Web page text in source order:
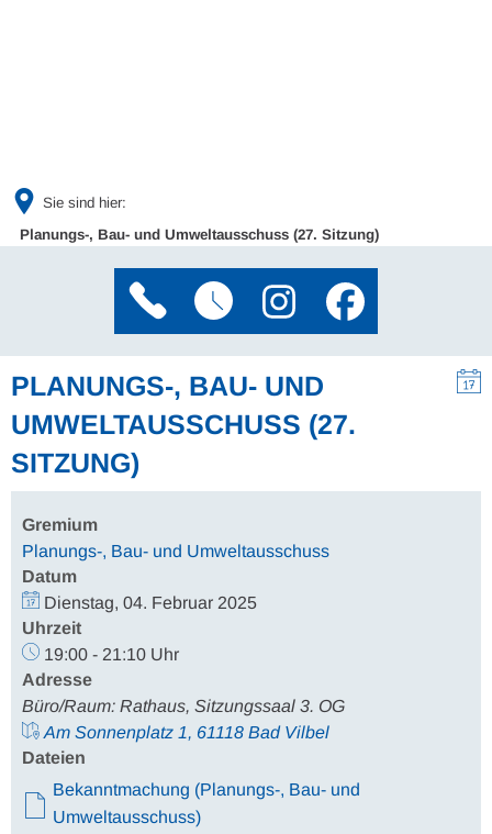
Sie sind hier:
Planungs-, Bau- und Umweltausschuss (27. Sitzung)
PLANUNGS-, BAU- UND
UMWELTAUSSCHUSS (27.
SITZUNG)
Gremium
Planungs-, Bau- und Umweltausschuss
Datum
Dienstag, 04. Februar 2025
Uhrzeit
19:00 - 21:10 Uhr
Adresse
Büro/Raum: Rathaus, Sitzungssaal 3. OG
Am Sonnenplatz 1, 61118 Bad Vilbel
Dateien
Bekanntmachung (Planungs-, Bau- und
Umweltausschuss)